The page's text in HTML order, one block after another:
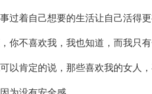
过着自己想要的生活让自己活得
你不喜欢我，我也知道，而我只有
以肯定的说，那些喜欢我的女人